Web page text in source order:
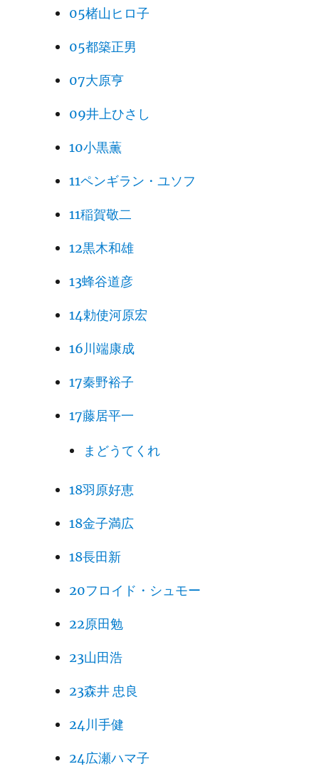
05楮山ヒロ子
05都築正男
07大原亨
09井上ひさし
10小黒薫
11ペンギラン・ユソフ
11稲賀敬二
12黒木和雄
13蜂谷道彦
14勅使河原宏
16川端康成
17秦野裕子
17藤居平一
まどうてくれ
18羽原好恵
18金子満広
18長田新
20フロイド・シュモー
22原田勉
23山田浩
23森井 忠良
24川手健
24広瀬ハマ子